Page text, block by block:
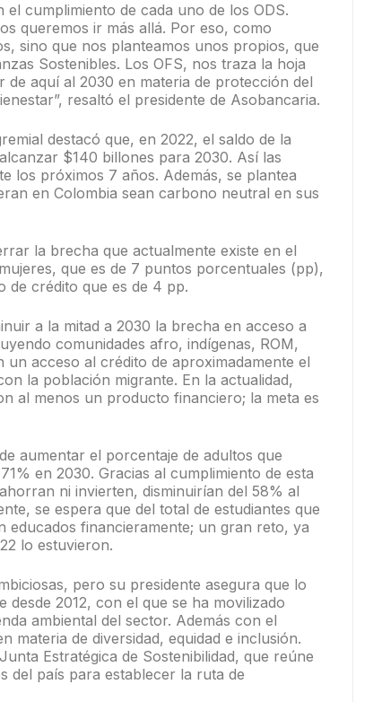
cumplimiento de cada uno de los ODS.
queremos ir más allá. Por eso, como
sino que nos planteamos unos propios, que
Sostenibles. Los OFS, nos traza la hoja
aquí al 2030 en materia de protección del
resaltó el presidente de Asobancaria.
destacó que, en 2022, el saldo de la
$140 billones para 2030. Así las
los próximos 7 años. Además, se plantea
en Colombia sean carbono neutral en sus
la brecha que actualmente existe en el
que es de 7 puntos porcentuales (pp),
de crédito que es de 4 pp.
a la mitad a 2030 la brecha en acceso a
comunidades afro, indígenas, ROM,
acceso al crédito de aproximadamente el
la población migrante. En la actualidad,
al menos un producto financiero; la meta es
aumentar el porcentaje de adultos que
en 2030. Gracias al cumplimiento de esta
ni invierten, disminuirían del 58% al
se espera que del total de estudiantes que
educados financieramente; un gran reto, ya
lo estuvieron.
pero su presidente asegura que lo
2012, con el que se ha movilizado
ambiental del sector. Además con el
materia de diversidad, equidad e inclusión.
Estratégica de Sostenibilidad, que reúne
del país para establecer la ruta de